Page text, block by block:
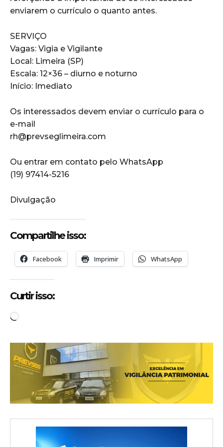
enviarem o currículo o quanto antes.
SERVIÇO
Vagas: Vigia e Vigilante
Local: Limeira (SP)
Escala: 12×36 – diurno e noturno
Início: Imediato
Os interessados devem enviar o currículo para o
e-mail
rh@prevseglimeira.com
Ou entrar em contato pelo WhatsApp
(19) 97414-5216
Divulgação
Compartilhe isso:
Facebook Imprimir WhatsApp
Curtir isso:
C
r
r
e
n
d